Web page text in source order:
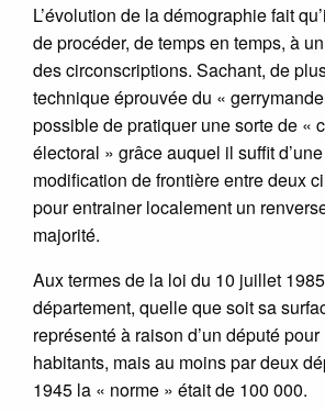
L’évolution de la démographie fait
de procéder, de temps en temps, à
des circonscriptions. Sachant, de
technique éprouvée du «
possible de pratiquer une sorte de «
électoral » grâce auquel il suffit
modification de frontière entre deux
pour entrainer localement un
majorité.
Aux termes de la loi du 10 juillet
département, quelle que soit sa
représenté à raison d’un député
habitants, mais au moins par deux
1945 la « norme » était de 100 000.